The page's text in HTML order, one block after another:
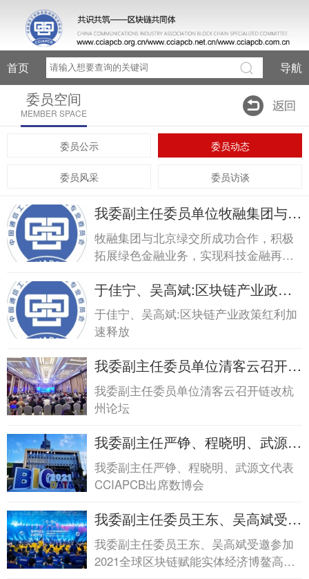
首页 导航
委员空间
MEMBER SPACE
委员公示 委员动态
委员风采 委员访谈
我委副主任委员单位牧融集团与北
京绿交所成功合...我委副主任委员
单位牧融集团与北京绿交所成功
合...
牧融集团与北京绿交所成功合作，积极
拓展绿色金融业务，实现科技金融再升
于佳宁、吴高斌:区块链产业政策
红利加速释放于佳宁、吴高斌:区
块链产业政策红利加速释放
于佳宁、吴高斌:区块链产业政策红利加
速释放
我委副主任委员单位清客云召开链
改杭州论坛我委副主任委员单位清
客云召开链改杭州论坛
我委副主任委员单位清客云召开链改杭
州论坛
我委副主任严铮、程晓明、武源文
代表CCIAPCB出席...我委副主任
严铮、程晓明、武源文代表
CCIAPCB出席...
我委副主任严铮、程晓明、武源文代表
CCIAPCB出席数博会
我委副主任委员王东、吴高斌受邀
参加2021全球区...我委副主任委
员王东、吴高斌受邀参加2021全
球区...
我委副主任委员王东、吴高斌受邀参加
2021全球区块链赋能实体经济博鳌高峰